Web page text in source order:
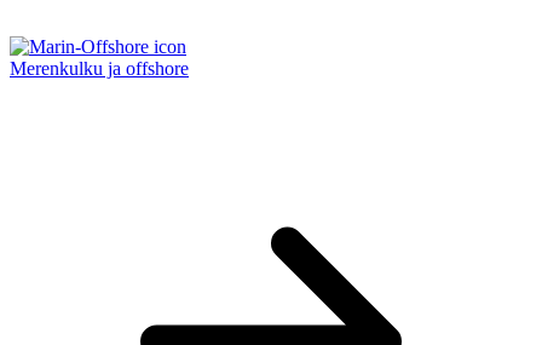
Merenkulku ja offshore